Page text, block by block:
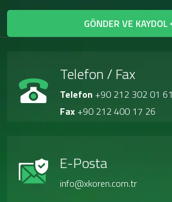
GÖNDER VE KAYDOL
Telefon / Fax
Telefon +90 212 302 01 61
Fax +90 212 400 17 26
E-Posta
info@xkoren.com.tr